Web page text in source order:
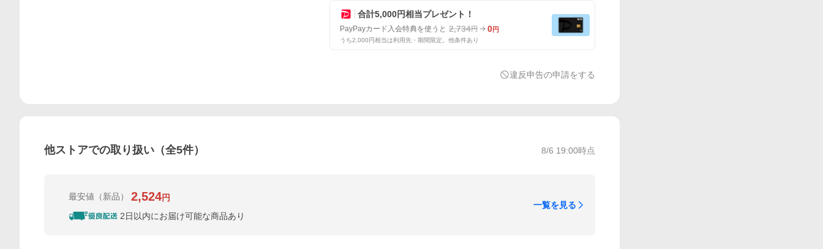
合計5,000円相当プレゼント！
PayPayカード入会特典を使うと 2,734円 0円
うち2,000円相当は利用先・期間限定。他条件あり
違反申告の申請をする
他ストアでの取り扱い（全5件） 8/6 19:00時点
最安値 （新品） 2,524円
2日以内にお届け可能な商品あり
一覧を見る